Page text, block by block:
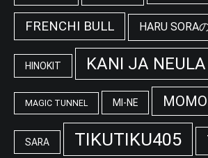
FRENCHI BULL HARU SORA
HINOKIT KANI JA NEULA
MAGIC TUNNEL MI-NE MOMO
SARA TIKUTIKU405